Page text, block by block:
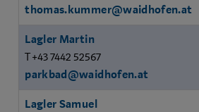
thomas.kummer@waidhofen.at
Lagler Martin
T +43 7442 52567
parkbad@waidhofen.at
Lagler Samuel